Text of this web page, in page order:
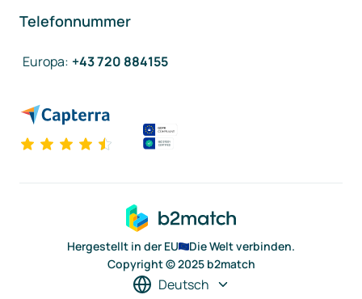
Telefonnummer
Europa: +43 720 884155
Hergestellt in der EU
Die Welt verbinden.
Copyright © 2025 b2match
Deutsch